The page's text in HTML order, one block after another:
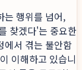
는 행위를 넘어,
찾겠다'는 중요한
에서 겪는 불안함
이해하고 있습니